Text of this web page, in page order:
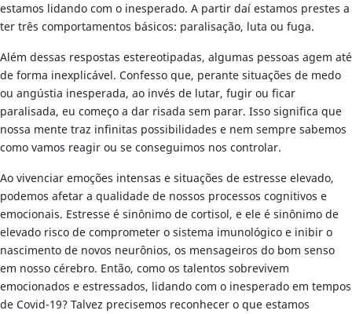
estamos lidando com o inesperado. A partir daí estamos prestes a
ter três comportamentos básicos: paralisação, luta ou fuga.
Além dessas respostas estereotipadas, algumas pessoas agem até
de forma inexplicável. Confesso que, perante situações de medo
ou angústia inesperada, ao invés de lutar, fugir ou ficar
paralisada, eu começo a dar risada sem parar. Isso significa que
nossa mente traz infinitas possibilidades e nem sempre sabemos
como vamos reagir ou se conseguimos nos controlar.
Ao vivenciar emoções intensas e situações de estresse elevado,
podemos afetar a qualidade de nossos processos cognitivos e
emocionais. Estresse é sinônimo de cortisol, e ele é sinônimo de
elevado risco de comprometer o sistema imunológico e inibir o
nascimento de novos neurônios, os mensageiros do bom senso
em nosso cérebro. Então, como os talentos sobrevivem
emocionados e estressados, lidando com o inesperado em tempos
de Covid-19? Talvez precisemos reconhecer o que estamos